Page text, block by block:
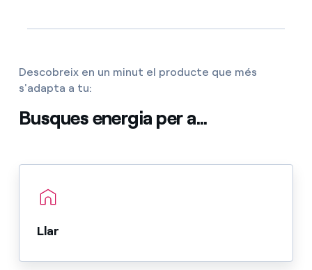
Descobreix en un minut el producte que més
s'adapta a tu:
Busques energia per a...
Llar